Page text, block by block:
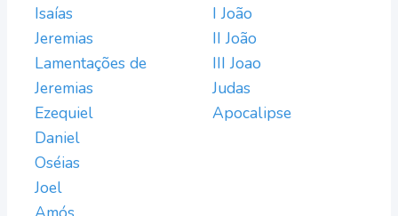
Isaías
Jeremias
Lamentações de
Jeremias
Ezequiel
Daniel
Oséias
Joel
I João
II João
III Joao
Judas
Apocalipse